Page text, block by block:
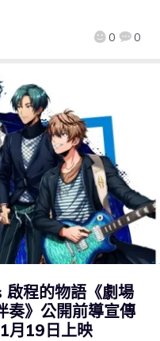
0 0
程的物語《劇場
奏》公開前導宣傳
月19日上映